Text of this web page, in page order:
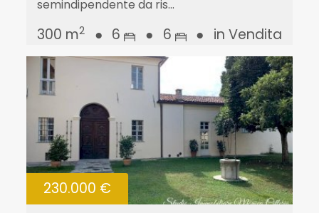
semindipendente da ris...
300 m2 ● 6 ● 6 ● in Vendita
230.000 €